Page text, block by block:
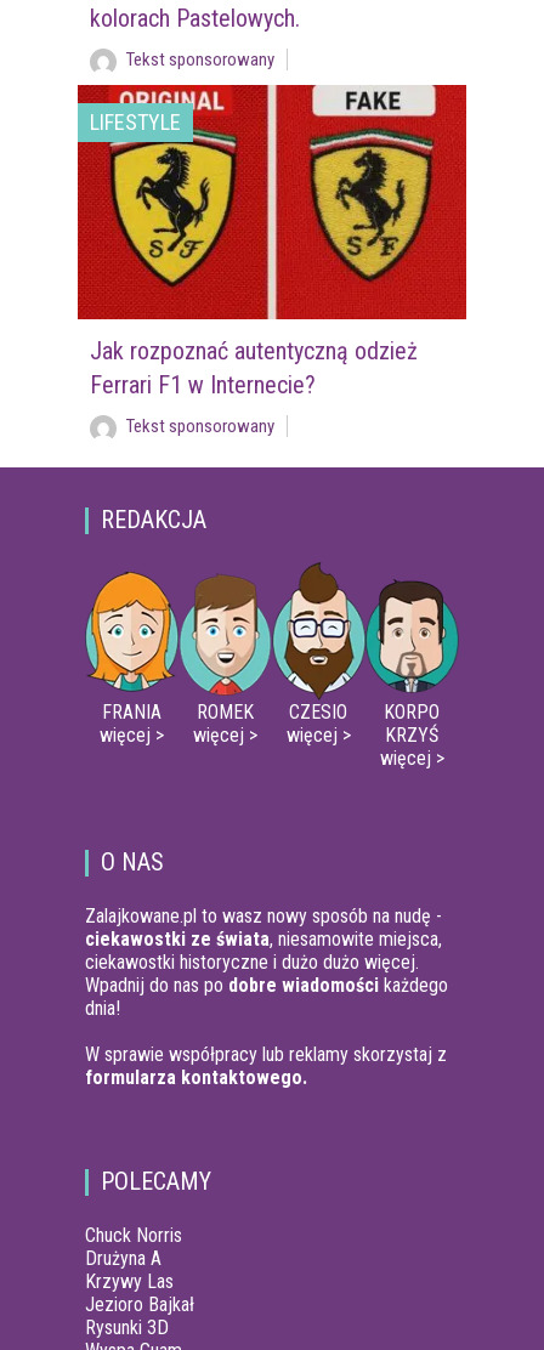
kolorach Pastelowych.
Tekst sponsorowany
LIFESTYLE
Jak rozpoznać autentyczną odzież
Ferrari F1 w Internecie?
Tekst sponsorowany
REDAKCJA
FRANIA
więcej >
ROMEK
więcej >
CZESIO
więcej >
KORPO
KRZYŚ
więcej >
O NAS
Zalajkowane.pl to wasz nowy sposób na nudę -
ciekawostki ze świata, niesamowite miejsca,
ciekawostki historyczne i dużo dużo więcej.
Wpadnij do nas po dobre wiadomości każdego
dnia!
W sprawie współpracy lub reklamy skorzystaj z
formularza kontaktowego.
POLECAMY
Chuck Norris
Drużyna A
Krzywy Las
Jezioro Bajkał
Rysunki 3D